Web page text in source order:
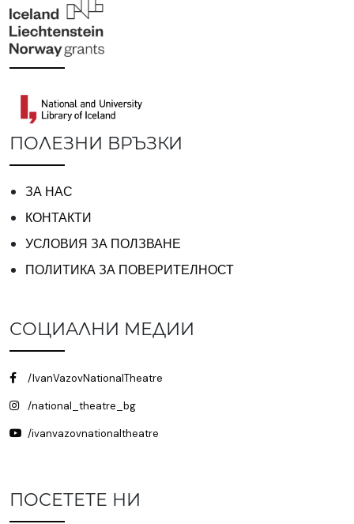
ПОЛЕЗНИ ВРЪЗКИ
ЗА НАС
КОНТАКТИ
УСЛОВИЯ ЗА ПОЛЗВАНЕ
ПОЛИТИКА ЗА ПОВЕРИТЕЛНОСТ
СОЦИАЛНИ МЕДИИ
/IvanVazovNationalTheatre
/national_theatre_bg
/ivanvazovnationaltheatre
ПОСЕТЕТЕ НИ